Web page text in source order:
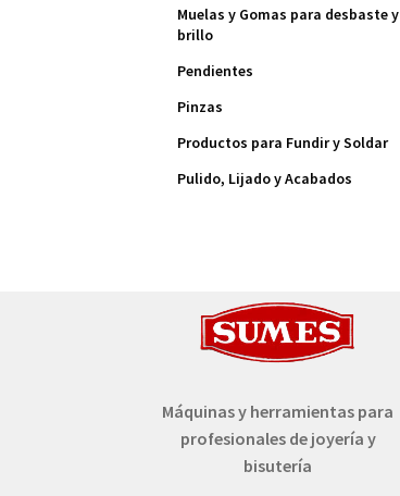
Muelas y Gomas para desbaste y
brillo
Pendientes
Pinzas
Productos para Fundir y Soldar
Pulido, Lijado y Acabados
Máquinas y herramientas para
profesionales de joyería y
bisutería